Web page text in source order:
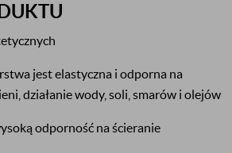
jest elastyczna i odporna na
działanie wody, soli, smarów i olejów
odporność na ścieranie